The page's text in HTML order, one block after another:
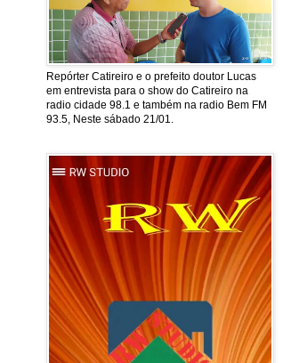
Repórter Catireiro e o prefeito doutor Lucas
em entrevista para o show do Catireiro na
radio cidade 98.1 e também na radio Bem FM
93.5, Neste sábado 21/01.